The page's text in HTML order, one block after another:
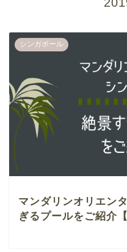
シンガポール
マンダリンオリエン
ぎるプールをご紹介